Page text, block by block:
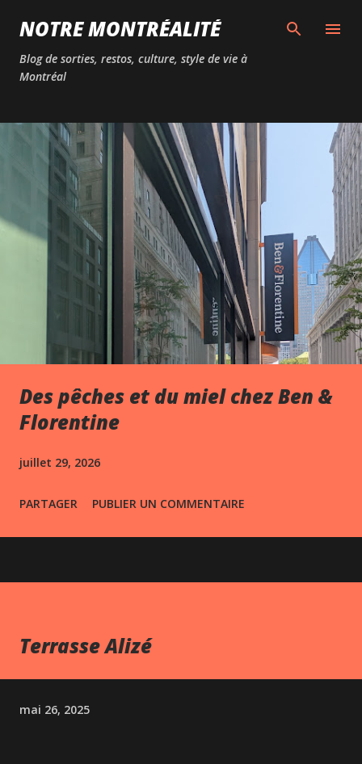
Passer au contenu principal
NOTRE MONTRÉALITÉ
Blog de sorties, restos, culture, style de vie à
Montréal
Des pêches et du miel chez Ben &
Florentine
juillet 29, 2026
PARTAGER PUBLIER UN COMMENTAIRE
Terrasse Alizé
mai 26, 2025